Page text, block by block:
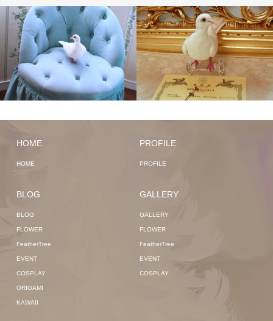
HOME
HOME
PROFILE
PROFILE
BLOG
BLOG
FLOWER
FeatherTree
EVENT
COSPLAY
ORIGAMI
KAWAII
GALLERY
GALLERY
FLOWER
FeatherTree
EVENT
COSPLAY